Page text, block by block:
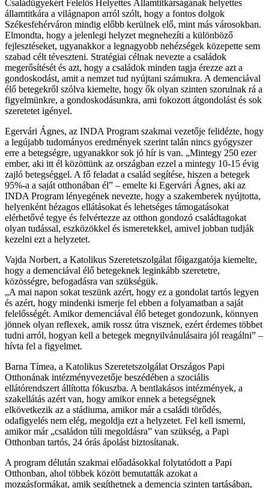
Családügyekért Felelős Helyettes Államtitkárságának helyettes
államtitkára a világnapon arról szólt, hogy a fontos dolgok
Székesfehérváron mindig előbb kerülnek elő, mint más városokban.
Elmondta, hogy a jelenlegi helyzet megnehezíti a különböző
fejlesztéseket, ugyanakkor a legnagyobb nehézségek közepette sem
szabad célt téveszteni. Stratégiai célnak nevezte a családok
megerősítését és azt, hogy a családok minden tagja érezze azt a
gondoskodást, amit a nemzet tud nyújtani számukra. A demenciával
élő betegekről szólva kiemelte, hogy ők olyan szinten szorulnak rá a
figyelmünkre, a gondoskodásunkra, ami fokozott átgondolást és sok
szeretetet igényel.
Egervári Ágnes, az INDA Program szakmai vezetője felidézte, hogy
a legújabb tudományos eredmények szerint talán nincs gyógyszer
erre a betegségre, ugyanakkor sok jó hír is van. „Mintegy 250 ezer
ember, aki itt él közöttünk az országban ezzel a mintegy 10-15 évig
zajló betegséggel. A fő feladat a család segítése, hiszen a betegek
95%-a a saját otthonában él” – emelte ki Egervári Ágnes, aki az
INDA Program lényegének nevezte, hogy a szakemberek nyújtotta,
helyenként hézagos ellátásokat és lehetséges támogatásokat
elérhetővé tegye és felvértezze az otthon gondozó családtagokat
olyan tudással, eszközökkel és ismeretekkel, amivel jobban tudják
kezelni ezt a helyzetet.
Vajda Norbert, a Katolikus Szeretetszolgálat főigazgatója kiemelte,
hogy a demenciával élő betegeknek leginkább szeretetre,
közösségre, befogadásra van szükségük.
„A mai napon sokat teszünk azért, hogy ez a gondolat tartós legyen
és azért, hogy mindenki ismerje fel ebben a folyamatban a saját
felelősségét. Amikor demenciával élő beteget gondozunk, könnyen
jönnek olyan reflexek, amik rossz útra visznek, ezért érdemes többet
tudni arról, hogyan kell a betegek megnyilvánulásaira jól reagálni” –
hívta fel a figyelmet.
Barna Tímea, a Katolikus Szeretetszolgálat Országos Papi
Otthonának intézményvezetője beszédében a szociális
ellátórendszert állította fókuszba. A bentlakásos intézmények, a
szakellátás azért van, hogy amikor ennek a betegségnek
elkövetkezik az a stádiuma, amikor már a családi törődés,
odafigyelés nem elég, megoldja ezt a helyzetet. Fel kell ismerni,
amikor már „családon túli megoldásra” van szükség, a Papi
Otthonban tartós, 24 órás ápolást biztosítanak.
A program délután szakmai előadásokkal folytatódott a Papi
Otthonban, ahol többek között bemutatták azokat a
mozgásformákat, amik segíthetnek a demencia szinten tartásában,